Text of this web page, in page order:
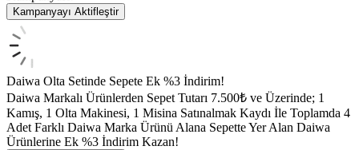
Kampanyayı Aktifleştir
Daiwa Olta Setinde Sepete Ek %3 İndirim!
Daiwa Markalı Ürünlerden Sepet Tutarı 7.500₺ ve Üzerinde; 1
Kamış, 1 Olta Makinesi, 1 Misina Satınalmak Kaydı İle Toplamda 4
Adet Farklı Daiwa Marka Ürünü Alana Sepette Yer Alan Daiwa
Ürünlerine Ek %3 İndirim Kazan!